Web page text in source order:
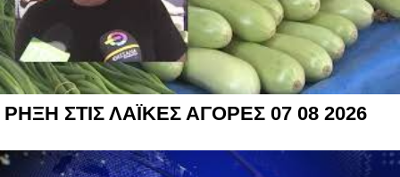
ΡΗΞΗ ΣΤΙΣ ΛΑΪΚΕΣ ΑΓΟΡΕΣ 07 08 2026